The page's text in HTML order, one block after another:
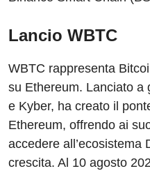
Lancio WBTC
WBTC rappresenta
su Ethereum. Lanciato a
e Kyber, ha creato il
Ethereum, offrendo ai
accedere all’ecosistema
crescita. Al 10 agosto